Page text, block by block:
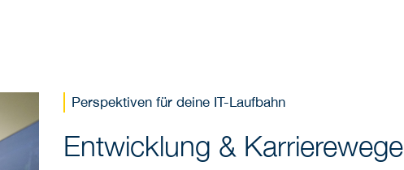
Perspektiven für deine IT-Laufbahn
Entwicklung & Karrierewege